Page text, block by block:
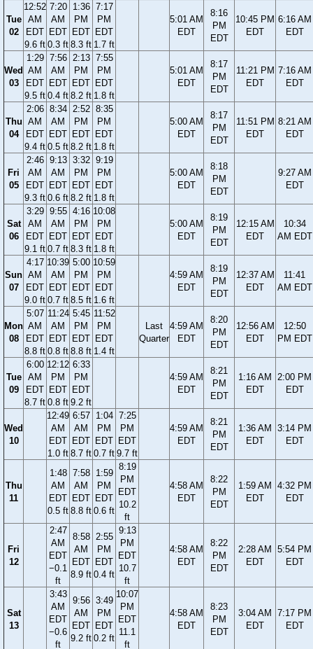
Tue
02
12:52
AM
EDT
9.6 ft
7:20
AM
EDT
0.3 ft
1:36
PM
EDT
8.3 ft
7:17
PM
EDT
1.7 ft
5:01 AM
EDT
8:16
PM
EDT
10:45 PM
EDT
6:16 AM
EDT
Wed
03
1:29
AM
EDT
9.5 ft
7:56
AM
EDT
0.4 ft
2:13
PM
EDT
8.2 ft
7:55
PM
EDT
1.8 ft
5:01 AM
EDT
8:17
PM
EDT
11:21 PM
EDT
7:16 AM
EDT
Thu
04
2:06
AM
EDT
9.4 ft
8:34
AM
EDT
0.5 ft
2:52
PM
EDT
8.2 ft
8:35
PM
EDT
1.8 ft
5:00 AM
EDT
8:17
PM
EDT
11:51 PM
EDT
8:21 AM
EDT
Fri
05
2:46
AM
EDT
9.3 ft
9:13
AM
EDT
0.6 ft
3:32
PM
EDT
8.2 ft
9:19
PM
EDT
1.8 ft
5:00 AM
EDT
8:18
PM
EDT
9:27 AM
EDT
Sat
06
3:29
AM
EDT
9.1 ft
9:55
AM
EDT
0.7 ft
4:16
PM
EDT
8.3 ft
10:08
PM
EDT
1.8 ft
5:00 AM
EDT
8:19
PM
EDT
12:15 AM
EDT
10:34
AM EDT
Sun
07
4:17
AM
EDT
9.0 ft
10:39
AM
EDT
0.7 ft
5:00
PM
EDT
8.5 ft
10:59
PM
EDT
1.6 ft
4:59 AM
EDT
8:19
PM
EDT
12:37 AM
EDT
11:41
AM EDT
Mon
08
5:07
AM
EDT
8.8 ft
11:24
AM
EDT
0.8 ft
5:45
PM
EDT
8.8 ft
11:52
PM
EDT
1.4 ft
Last
Quarter
4:59 AM
EDT
8:20
PM
EDT
12:56 AM
EDT
12:50
PM EDT
Tue
09
6:00
AM
EDT
8.7 ft
12:12
PM
EDT
0.8 ft
6:33
PM
EDT
9.2 ft
4:59 AM
EDT
8:21
PM
EDT
1:16 AM
EDT
2:00 PM
EDT
Wed
10
12:49
AM
EDT
1.0 ft
6:57
AM
EDT
8.7 ft
1:04
PM
EDT
0.7 ft
7:25
PM
EDT
9.7 ft
4:59 AM
EDT
8:21
PM
EDT
1:36 AM
EDT
3:14 PM
EDT
Thu
11
1:48
AM
EDT
0.5 ft
7:58
AM
EDT
8.8 ft
1:59
PM
EDT
0.6 ft
8:19
PM
EDT
10.2
ft
4:58 AM
EDT
8:22
PM
EDT
1:59 AM
EDT
4:32 PM
EDT
Fri
12
2:47
AM
EDT
−0.1
ft
8:58
AM
EDT
8.9 ft
2:55
PM
EDT
0.4 ft
9:13
PM
EDT
10.7
ft
4:58 AM
EDT
8:22
PM
EDT
2:28 AM
EDT
5:54 PM
EDT
Sat
13
3:43
AM
EDT
−0.6
ft
9:56
AM
EDT
9.2 ft
3:49
PM
EDT
0.2 ft
10:07
PM
EDT
11.1
ft
4:58 AM
EDT
8:23
PM
EDT
3:04 AM
EDT
7:17 PM
EDT